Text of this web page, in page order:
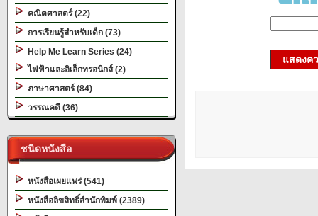
คณิตศาสตร์ (22)
การเรียนรู้สำหรับเด็ก (73)
Help Me Learn Series (24)
ไฟฟ้าและอิเล็กทรอนิกส์ (2)
ภาษาศาสตร์ (84)
วรรณคดี (36)
ชนิดหนังสือ
หนังสือเผยแพร่ (541)
หนังสือลิขสิทธิ์สำนักพิมพ์ (2389)
แสดงค